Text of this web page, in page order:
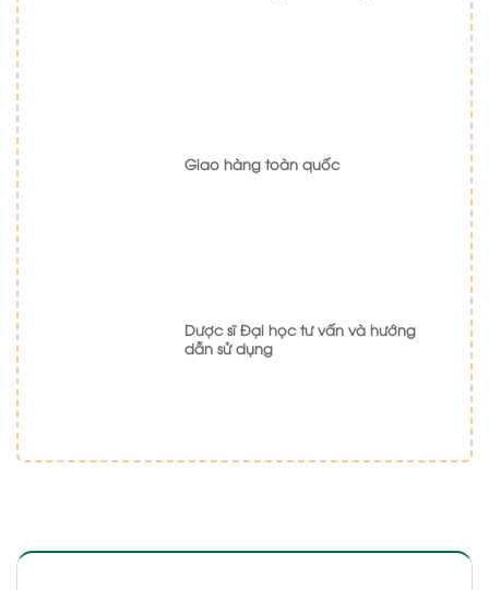
Giao hàng toàn quốc
Dược sĩ Đại học tư vấn và hướng
dẫn sử dụng